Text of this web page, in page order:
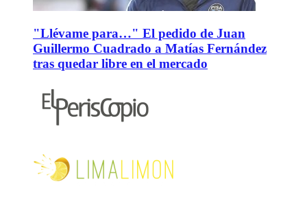
"Llévame para…" El pedido de Juan
Guillermo Cuadrado a Matías Fernández
tras quedar libre en el mercado